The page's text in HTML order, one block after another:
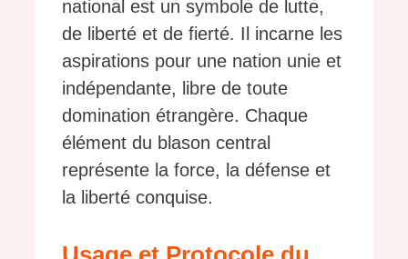
national est un symbole de lutte,
de liberté et de fierté. Il incarne les
aspirations pour une nation unie et
indépendante, libre de toute
domination étrangère. Chaque
élément du blason central
représente la force, la défense et
la liberté conquise.